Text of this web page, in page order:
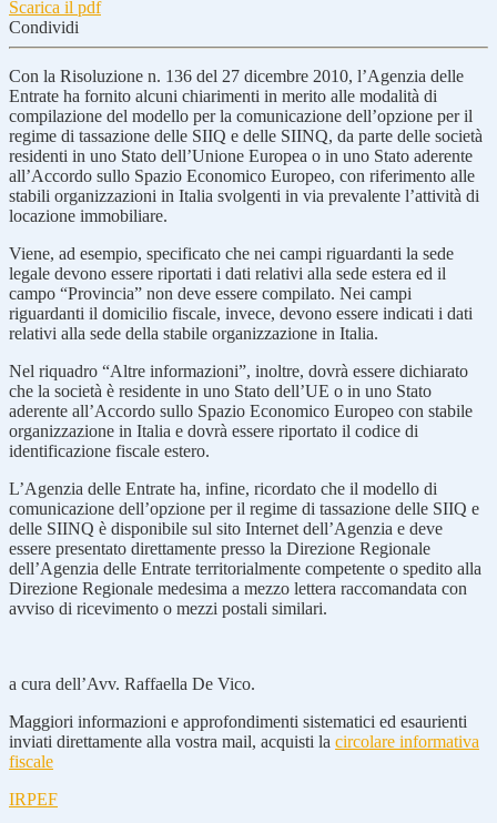
Scarica il pdf
Condividi
Con la Risoluzione n. 136 del 27 dicembre 2010, l’Agenzia delle
Entrate ha fornito alcuni chiarimenti in merito alle modalità di
compilazione del modello per la comunicazione dell’opzione per il
regime di tassazione delle SIIQ e delle SIINQ, da parte delle società
residenti in uno Stato dell’Unione Europea o in uno Stato aderente
all’Accordo sullo Spazio Economico Europeo, con riferimento alle
stabili organizzazioni in Italia svolgenti in via prevalente l’attività di
locazione immobiliare.
Viene, ad esempio, specificato che nei campi riguardanti la sede
legale devono essere riportati i dati relativi alla sede estera ed il
campo “Provincia” non deve essere compilato. Nei campi
riguardanti il domicilio fiscale, invece, devono essere indicati i dati
relativi alla sede della stabile organizzazione in Italia.
Nel riquadro “Altre informazioni”, inoltre, dovrà essere dichiarato
che la società è residente in uno Stato dell’UE o in uno Stato
aderente all’Accordo sullo Spazio Economico Europeo con stabile
organizzazione in Italia e dovrà essere riportato il codice di
identificazione fiscale estero.
L’Agenzia delle Entrate ha, infine, ricordato che il modello di
comunicazione dell’opzione per il regime di tassazione delle SIIQ e
delle SIINQ è disponibile sul sito Internet dell’Agenzia e deve
essere presentato direttamente presso la Direzione Regionale
dell’Agenzia delle Entrate territorialmente competente o spedito alla
Direzione Regionale medesima a mezzo lettera raccomandata con
avviso di ricevimento o mezzi postali similari.
a cura dell’Avv. Raffaella De Vico.
Maggiori informazioni e approfondimenti sistematici ed esaurienti
inviati direttamente alla vostra mail, acquisti la circolare informativa
fiscale
IRPEF